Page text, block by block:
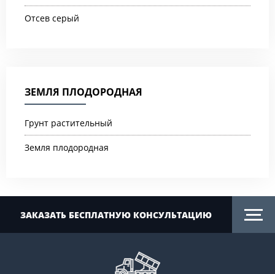
Отсев серый
ЗЕМЛЯ ПЛОДОРОДНАЯ
Грунт растительный
Земля плодородная
ЗАКАЗАТЬ БЕСПЛАТНУЮ КОНСУЛЬТАЦИЮ